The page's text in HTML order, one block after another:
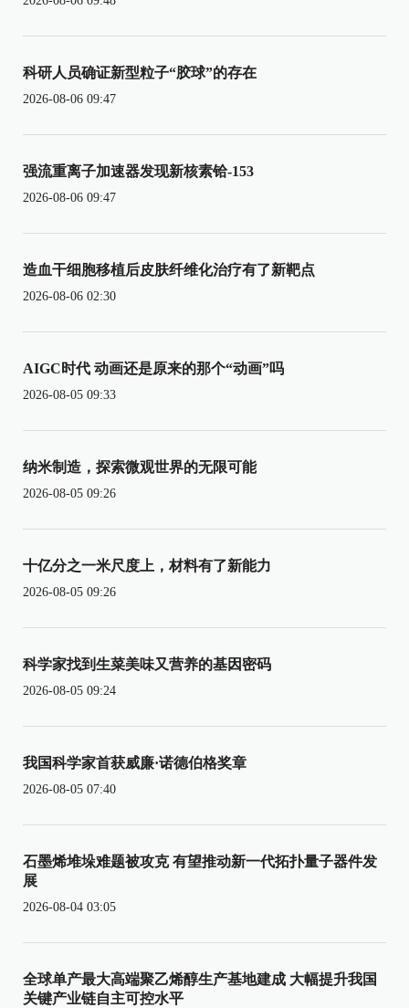
科研人员确证新型粒子“胶球”的存在
2026-08-06 09:47
强流重离子加速器发现新核素铪-153
2026-08-06 09:47
造血干细胞移植后皮肤纤维化治疗有了新靶点
2026-08-06 02:30
AIGC时代 动画还是原来的那个“动画”吗
2026-08-05 09:33
纳米制造，探索微观世界的无限可能
2026-08-05 09:26
十亿分之一米尺度上，材料有了新能力
2026-08-05 09:26
科学家找到生菜美味又营养的基因密码
2026-08-05 09:24
我国科学家首获威廉·诺德伯格奖章
2026-08-05 07:40
石墨烯堆垛难题被攻克 有望推动新一代拓扑量子器件发
展
2026-08-04 03:05
全球单产最大高端聚乙烯醇生产基地建成 大幅提升我国
关键产业链自主可控水平